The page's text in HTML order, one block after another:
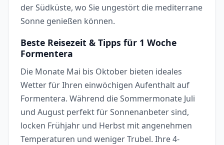
der Südküste, wo Sie ungestört die mediterrane
Sonne genießen können.
Beste Reisezeit & Tipps für 1 Woche
Formentera
Die Monate Mai bis Oktober bieten ideales
Wetter für Ihren einwöchigen Aufenthalt auf
Formentera. Während die Sommermonate Juli
und August perfekt für Sonnenanbeter sind,
locken Frühjahr und Herbst mit angenehmen
Temperaturen und weniger Trubel. Ihre 4-